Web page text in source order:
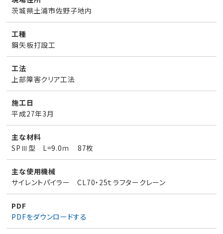
茨城県土浦市佐野子地内
工種
鋼矢板打設工
工法
上部障害クリア工法
施工日
平成27年3月
主な材料
SPⅢ型 L=9.0ｍ 87枚
主な使用機械
サイレントパイラー CL70・25ｔラフタークレーン
PDF
PDFをダウンロードする